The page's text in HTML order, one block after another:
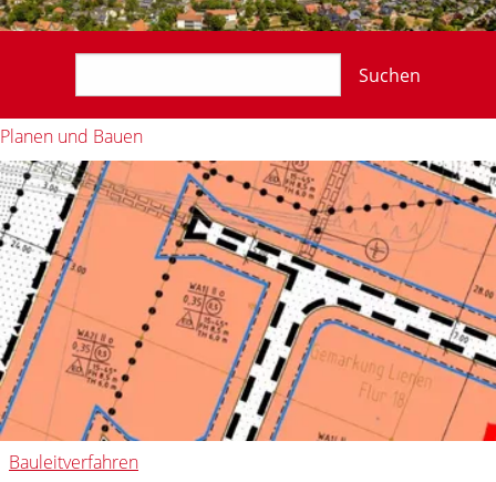
Suchen
Planen und Bauen
Bauleitverfahren